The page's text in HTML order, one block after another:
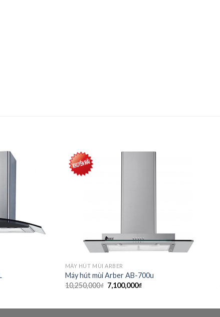
MÁY HÚT MÙI ARBER
Máy hút mùi Arber AB-700u
10,250,000₫ Giá
gốc
7,100,000₫Giá